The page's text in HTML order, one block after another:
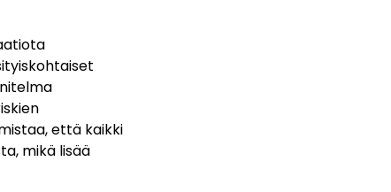
että kaikki
mikä lisää